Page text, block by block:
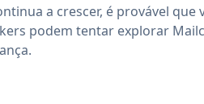
a crescer, é provável
podem tentar explorar